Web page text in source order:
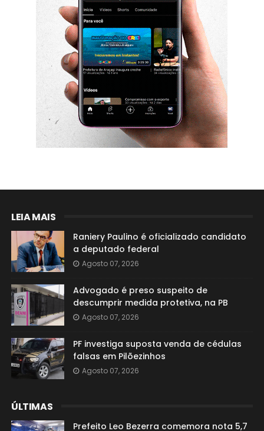
LEIA MAIS
Raniery Paulino é oficializado candidato
a deputado federal
Agosto 07, 2026
Advogado é preso suspeito de
descumprir medida protetiva, na PB
Agosto 07, 2026
PF investiga suposta venda de cédulas
falsas em Pilõezinhos
Agosto 07, 2026
ÚLTIMAS
Prefeito Leo Bezerra comemora nota 5,7